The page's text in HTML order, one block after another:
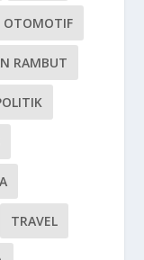
OTOMOTIF
RAMBUT
TRAVEL